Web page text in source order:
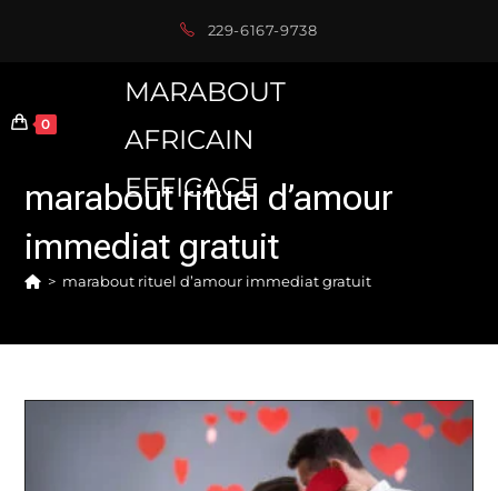
229-6167-9738
0
MARABOUT
AFRICAIN
EFFICACE
marabout rituel d’amour
immediat gratuit
> marabout rituel d’amour immediat gratuit